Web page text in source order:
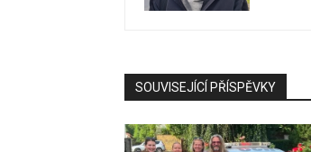
SOUVISEJÍCÍ PŘÍSPĚVKY